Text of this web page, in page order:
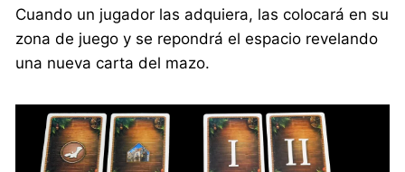
Cuando un jugador las adquiera, las colocará en su
zona de juego y se repondrá el espacio revelando
una nueva carta del mazo.